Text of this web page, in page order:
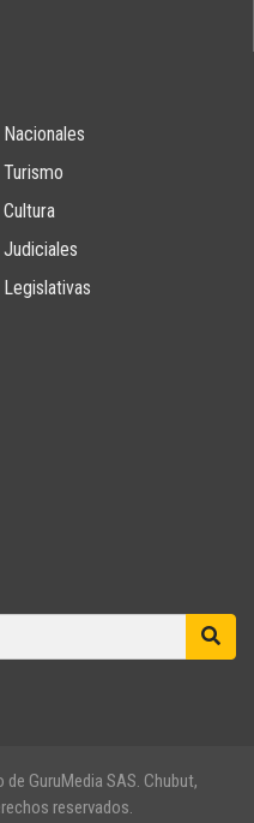
Nacionales
Turismo
Cultura
Judiciales
Legislativas
GuruMedia SAS. Chubut,
reservados.